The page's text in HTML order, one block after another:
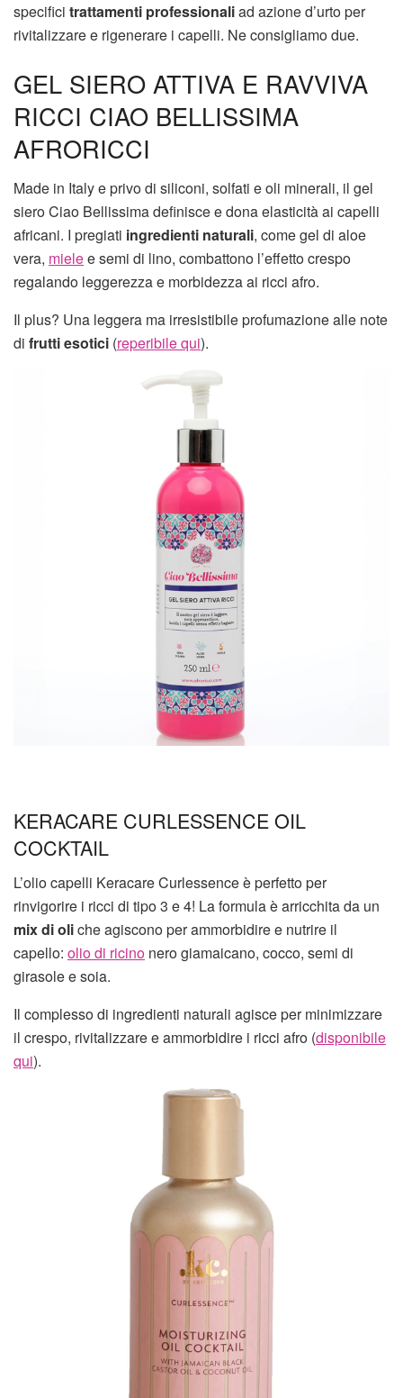
specifici trattamenti professionaliad azione d’urto per
rivitalizzare e rigenerare i capelli. Ne consigliamo due.
GEL SIERO ATTIVA E RAVVIVA
RICCI CIAO BELLISSIMA
AFRORICCI
Made in Italy e privo di siliconi, solfati e oli minerali, il gel
siero Ciao Bellissima definisce e dona elasticità ai capelli
africani. I pregiati ingredienti naturali, come gel di aloe
vera, mielee semi di lino, combattono l’effetto crespo
regalando leggerezza e morbidezza ai ricci afro.
Il plus? Una leggera ma irresistibile profumazione alle note
di frutti esotici (reperibile qui).
KERACARE CURLESSENCE OIL
COCKTAIL
L’olio capelli Keracare Curlessence è perfetto per
rinvigorire i ricci di tipo 3 e 4! La formula è arricchita da un
mix di oliche agiscono per ammorbidire e nutrire il
capello: olio di ricino nero giamaicano, cocco, semi di
girasole e soia.
Il complesso di ingredienti naturali agisce per minimizzare
il crespo, rivitalizzare e ammorbidire i ricci afro (disponibile
qui).